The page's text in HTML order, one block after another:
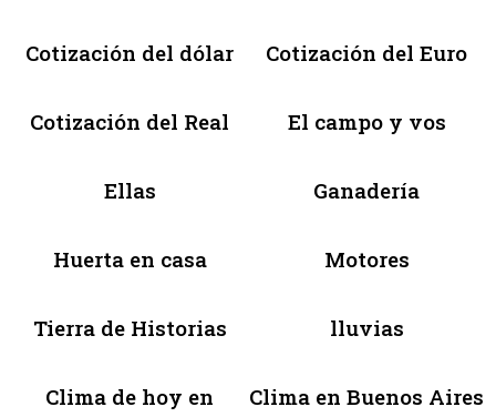
Cotización del dólar Cotización del Euro
Cotización del Real El campo y vos
Ellas Ganadería
Huerta en casa Motores
Tierra de Historias lluvias
Clima de hoy en
Clima en Buenos Aires